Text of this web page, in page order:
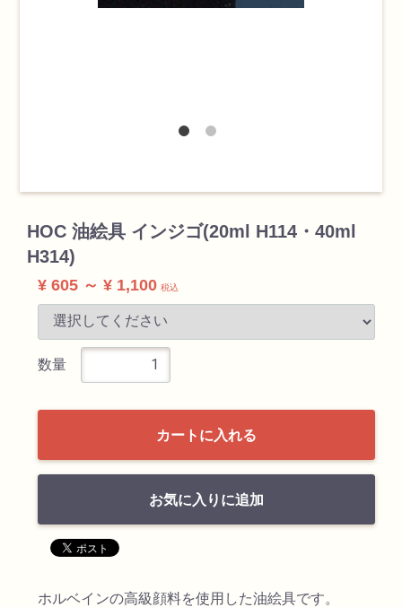
HOC 油絵具 インジゴ(20ml H114・40ml
H314)
¥ 605 ～ ¥ 1,100 税込
数量
カートに入れる
お気に入りに追加
ホルベインの高級顔料を使用した油絵具です。
カテゴリ